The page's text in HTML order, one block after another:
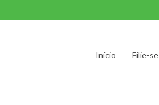
Início Filie-se